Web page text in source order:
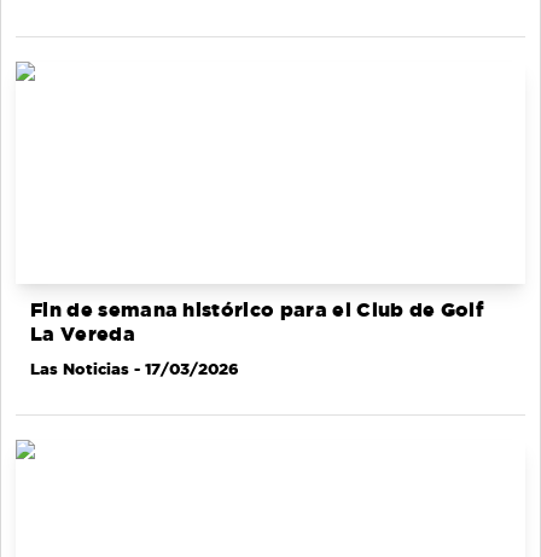
Fin de semana histórico para el Club de Golf
La Vereda
Las Noticias - 17/03/2026